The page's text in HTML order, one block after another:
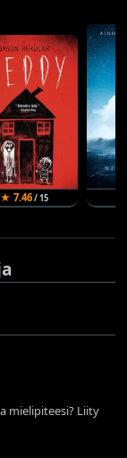
★ 7.46/ 15
mielipiteesi? Liity